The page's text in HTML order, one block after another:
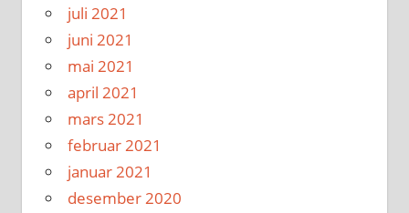
juli 2021
juni 2021
mai 2021
april 2021
mars 2021
februar 2021
januar 2021
desember 2020